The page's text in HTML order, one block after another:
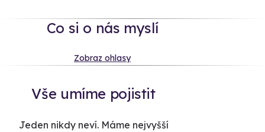
Co si o nás myslí
Zobraz ohlasy
Vše umíme pojistit
Jeden nikdy neví. Máme nejvyšší